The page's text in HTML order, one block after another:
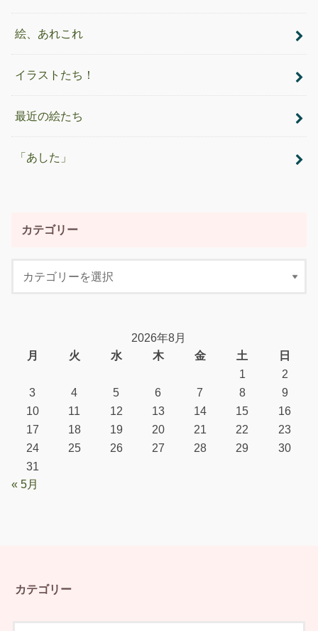
絵、あれこれ
イラストたち！
最近の絵たち
「あした」
カテゴリー
2026年8月
月
火 水 木 金 土
日
1
2
3
4 5 6 7 8
9
10
11 12 13 14 15
16
17
18 19 20 21 22
23
24
25 26 27 28 29
30
31
« 5月
カテゴリー